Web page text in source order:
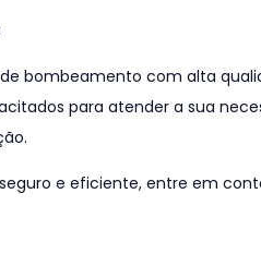
bombeamento com alta
para atender a sua
e eficiente, entre em